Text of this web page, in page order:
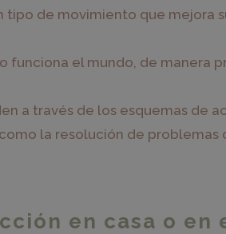
tipo de movimiento que mejora
funciona el mundo, de manera
a través de los esquemas de
la resolución de problemas
en casa o en